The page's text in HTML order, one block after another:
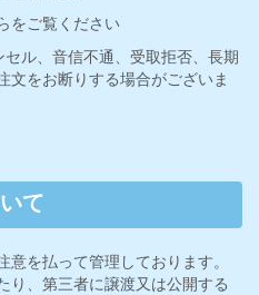
をご覧ください
ル、音信不通、受取拒否、長期
文をお断りする場合がございま
て
を払って管理しております。
り、第三者に譲渡又は公開する